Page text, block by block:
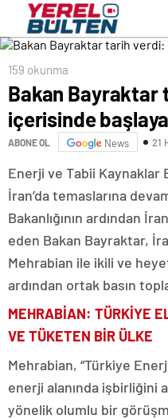
159 okunma
Bakan Bayraktar
içerisinde
ABONE OL News 21
Enerji ve Tabii Kaynaklar
İran’da temaslarına
Bakanlığının ardından
eden Bakan Bayraktar,
Mehrabian ile ikili ve
ardından ortak basın
MEHRABİAN: TÜRKİYE
VE TÜKETEN BİR ÜLKE
Mehrabian, “Türkiye
enerji alanında işbirliğini
yönelik olumlu bir